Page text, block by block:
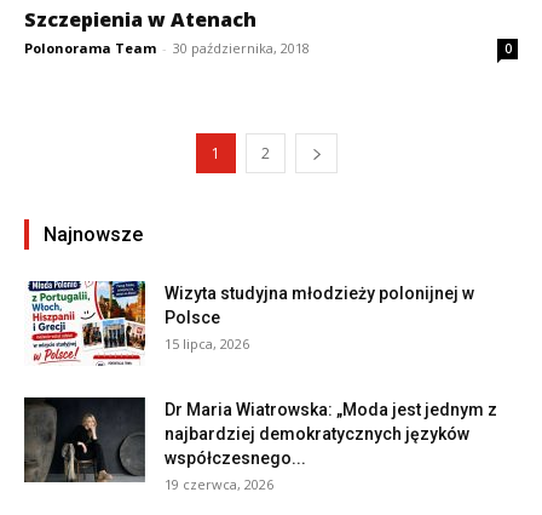
Szczepienia w Atenach
Polonorama Team - 30 października, 2018 0
1 2
Najnowsze
Wizyta studyjna młodzieży polonijnej w
Polsce
15 lipca, 2026
Dr Maria Wiatrowska: „Moda jest jednym z
najbardziej demokratycznych języków
współczesnego...
19 czerwca, 2026